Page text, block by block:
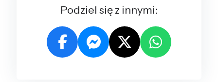
Podziel się z innymi: